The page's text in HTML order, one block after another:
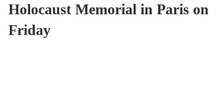
Holocaust Memorial in Paris on
Friday